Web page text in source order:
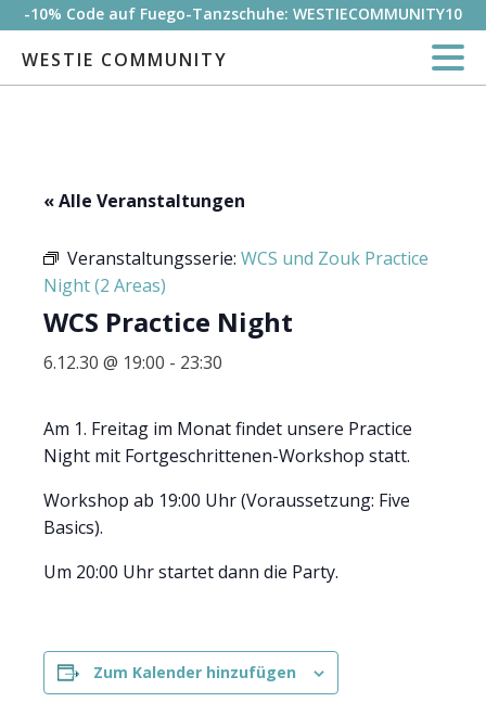
-10% Code auf Fuego-Tanzschuhe: WESTIECOMMUNITY10
WESTIE COMMUNITY
« Alle Veranstaltungen
Veranstaltungsserie: WCS und Zouk Practice
Night (2 Areas)
WCS Practice Night
6.12.30 @ 19:00 - 23:30
Am 1. Freitag im Monat findet unsere Practice
Night mit Fortgeschrittenen-Workshop statt.
Workshop ab 19:00 Uhr (Voraussetzung: Five
Basics).
Um 20:00 Uhr startet dann die Party.
Zum Kalender hinzufügen